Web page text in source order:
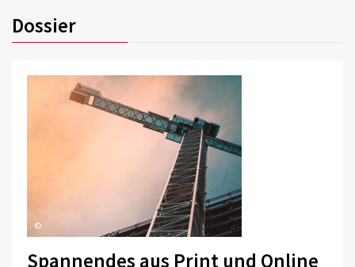
Dossier
©
Spannendes aus Print und Online